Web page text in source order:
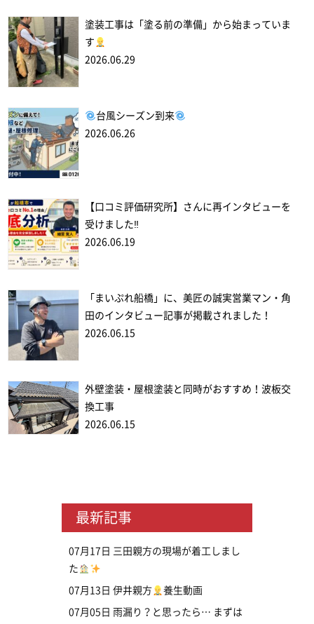
塗装工事は「塗る前の準備」から始まっていま
す
2026.06.29
台風シーズン到来
2026.06.26
【口コミ評価研究所】さんに再インタビューを
受けました‼
2026.06.19
「まいぷれ船橋」に、美匠の誠実営業マン・角
田のインタビュー記事が掲載されました！
2026.06.15
外壁塗装・屋根塗装と同時がおすすめ！波板交
換工事
2026.06.15
最新記事
07月17日 三田親方の現場が着工しまし
た
07月13日 伊井親方 養生動画
07月05日 雨漏り？と思ったら… まずは